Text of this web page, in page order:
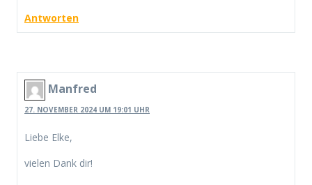
Antworten
Manfred
27. NOVEMBER 2024 UM 19:01 UHR
Liebe Elke,
vielen Dank dir!